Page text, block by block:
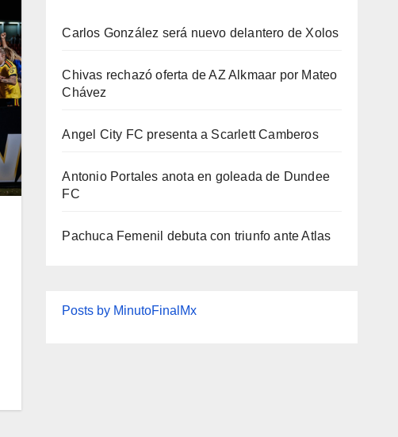
Carlos González será nuevo delantero de Xolos
Chivas rechazó oferta de AZ Alkmaar por Mateo
Chávez
Angel City FC presenta a Scarlett Camberos
Antonio Portales anota en goleada de Dundee
FC
Pachuca Femenil debuta con triunfo ante Atlas
Posts by MinutoFinalMx